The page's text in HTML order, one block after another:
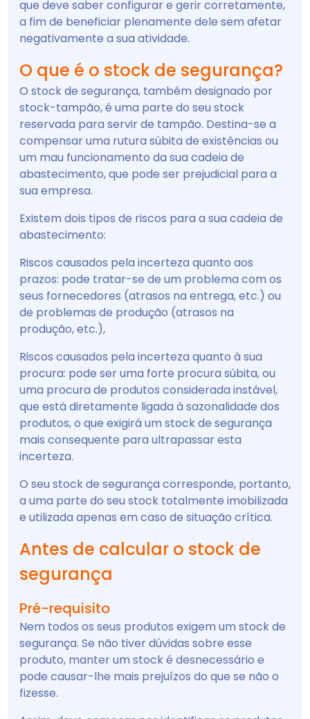
que deve saber configurar e gerir corretamente,
a fim de beneficiar plenamente dele sem afetar
negativamente a sua atividade.
O que é o stock de segurança?
O stock de segurança, também designado por
stock-tampão, é uma parte do seu stock
reservada para servir de tampão. Destina-se a
compensar uma rutura súbita de existências ou
um mau funcionamento da sua cadeia de
abastecimento, que pode ser prejudicial para a
sua empresa.
Existem dois tipos de riscos para a sua cadeia de
abastecimento:
Riscos causados pela incerteza quanto aos
prazos: pode tratar-se de um problema com os
seus fornecedores (atrasos na entrega, etc.) ou
de problemas de produção (atrasos na
produção, etc.),
Riscos causados pela incerteza quanto à sua
procura: pode ser uma forte procura súbita, ou
uma procura de produtos considerada instável,
que está diretamente ligada à sazonalidade dos
produtos, o que exigirá um stock de segurança
mais consequente para ultrapassar esta
incerteza.
O seu stock de segurança corresponde, portanto,
a uma parte do seu stock totalmente imobilizada
e utilizada apenas em caso de situação crítica.
Antes de calcular o stock de
segurança
Pré-requisito
Nem todos os seus produtos exigem um stock de
segurança. Se não tiver dúvidas sobre esse
produto, manter um stock é desnecessário e
pode causar-lhe mais prejuízos do que se não o
fizesse.